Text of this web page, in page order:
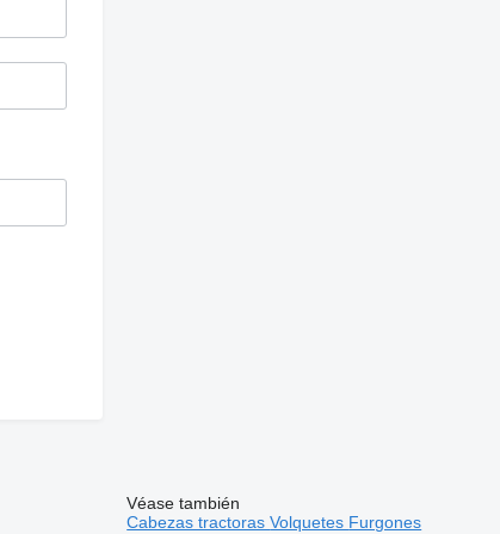
Véase también
Cabezas tractorasVolquetes Furgones